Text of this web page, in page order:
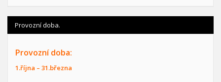
Provozní doba.
Provozní doba:
1.října – 31.března